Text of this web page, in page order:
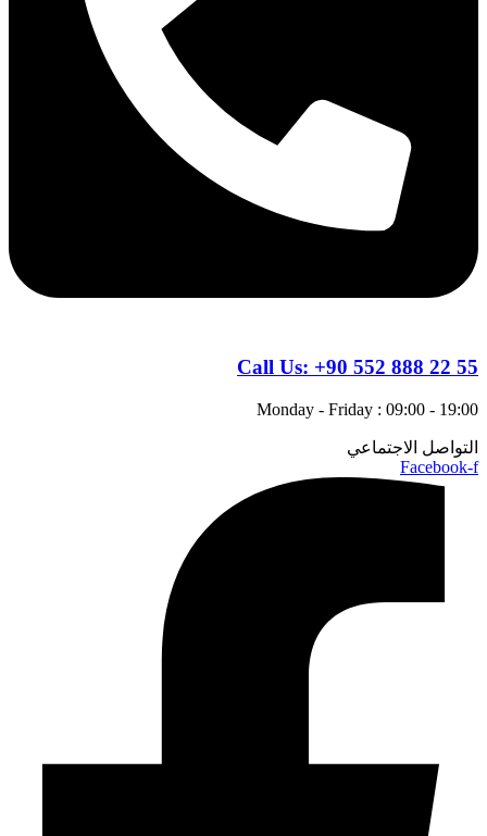
Call Us: +90 552 888 22 55
Monday - Friday : 09:00 - 19:00
التواصل الاجتماعي
Facebook-f